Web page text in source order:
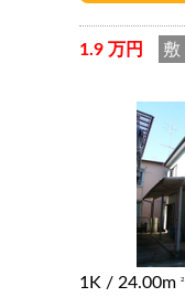
1.9 万円 敷
1K / 24.00m 2